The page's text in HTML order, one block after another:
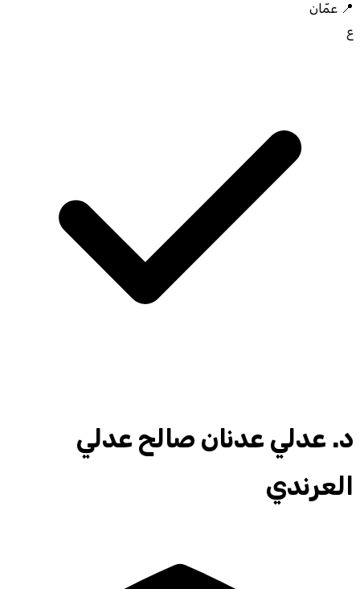
📍 عمّان
ع
د. عدلي عدنان صالح عدلي
العرندي